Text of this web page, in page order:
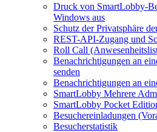
Druck von SmartLobby-
Windows aus
Schutz der Privatsphäre
REST-API-Zugang und
Roll Call
Benachrichtigungen an
senden
Benachrichtigungen an
SmartLobby Mehrere
SmartLobby Pocket
Besuchereinladungen
Besucherstatistik